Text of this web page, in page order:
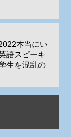
本当にい
語スピーキ
生を混乱の